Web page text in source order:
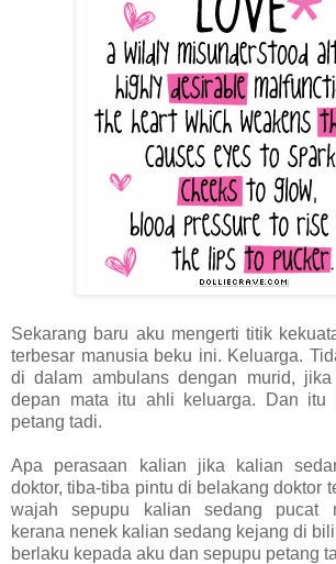
Sekarang baru aku mengerti titik
terbesar manusia beku ini. Keluarga.
di dalam ambulans dengan murid,
depan mata itu ahli keluarga. Dan itu
petang tadi.
Apa perasaan kalian jika kalian
doktor, tiba-tiba pintu di belakang doktor
wajah sepupu kalian sedang pucat
kerana nenek kalian sedang kejang di
berlaku kepada aku dan sepupu petang